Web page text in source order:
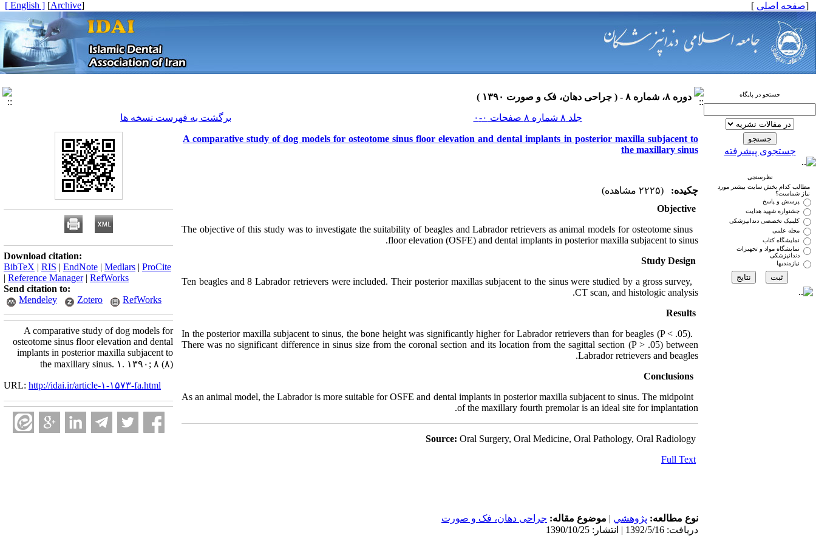
[صفحه اصلی ]
[
Archive
]
[ English ]
جستجو در پایگاه
جستجوی پیشرفته
نظرسنجی
مطالب کدام بخش سایت بیشتر مورد
نیاز شماست؟
پرسش و پاسخ
جشنواره شهید هدایت
کلینیک تخصصی دندانپزشکی
مجله علمی
نمایشگاه کتاب
نمایشگاه مواد و تجهیزات
دندانپزشکی
نیازمندیها
دوره ۸، شماره ۸ - ( جراحی دهان، فک و صورت ۱۳۹۰ )
جلد ۸ شماره ۸ صفحات ۰-۰
برگشت به فهرست نسخه ها
A comparative study of dog models for osteotome sinus floor elevation and dental implants in posterior maxilla subjacent to
the maxillary sinus
چکیده:
(۲۲۲۵ مشاهده)
Objective
The objective of this study was to investigate the suitability of beagles and Labrador retrievers as animal models for osteotome sinus
floor elevation (OSFE) and dental implants in posterior maxilla subjacent to sinus.
Study Design
Ten beagles and 8 Labrador retrievers were included. Their posterior maxillas subjacent to the sinus were studied by a gross survey,
CT scan, and histologic analysis.
Results
In the posterior maxilla subjacent to sinus, the bone height was significantly higher for Labrador retrievers than for beagles (P < .05).
There was no significant difference in sinus size from the coronal section and its location from the sagittal section (P > .05) between
Labrador retrievers and beagles.
As an animal model, the Labrador is more suitable for OSFE and dental implants in posterior maxilla subjacent to sinus. The midpoint
of the maxillary fourth premolar is an ideal site for implantation.
Source: Oral Surgery, Oral Medicine, Oral Pathology, Oral Radiology
Full Text
نوع مطالعه: پژوهشي | موضوع مقاله: جراحی دهان، فک و صورت
دریافت: 1392/5/16 | انتشار: 1390/10/25
Download citation:
BibTeX | RIS | EndNote | Medlars | ProCite
| Reference Manager| RefWorks
Send citation to:
Mendeley
Zotero RefWorks
A comparative study of dog models for
osteotome sinus floor elevation and dental
implants in posterior maxilla subjacent to
the maxillary sinus. ۱. ۱۳۹۰; ۸ (۸)
URL: http://idai.ir/article-۱-۱۵۷۳-fa.html